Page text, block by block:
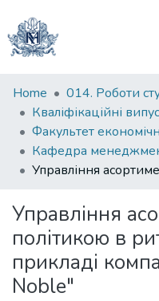
Communities
&
Collections
All of DSpace
Statistics
Home
014. Роботи
Управління
політикою в
прикладі
Noble"